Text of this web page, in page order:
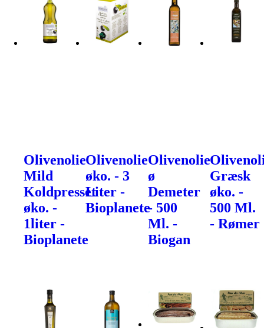
Olivenolie
Mild
Koldpresset
øko. -
1liter -
Bioplanete
Olivenolie
øko. - 3
Liter -
Bioplanete
Olivenolie
ø
Demeter
- 500
Ml. -
Biogan
Græsk
øko. -
500 Ml.
- Rømer